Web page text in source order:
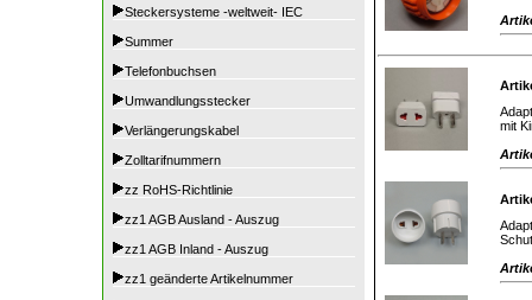
Steckersysteme -weltweit- IEC
Summer
Telefonbuchsen
Umwandlungsstecker
Verlängerungskabel
Zolltarifnummern
zz RoHS-Richtlinie
zz1 AGB Ausland - Auszug
zz1 AGB Inland - Auszug
zz1 geänderte Artikelnummer
mit